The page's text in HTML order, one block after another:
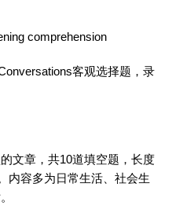
comprehension
客观选择题，录
文章，共10道填空题，长度
内容多为日常生活、社会生